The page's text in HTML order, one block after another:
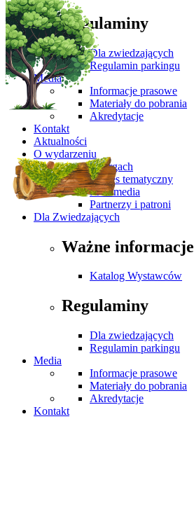
Regulaminy
Dla zwiedzających
Regulamin parkingu
Media
Informacje prasowe
Materiały do pobrania
Akredytacje
Kontakt
Aktualności
O wydarzeniu
O targach
Zakres tematyczny
Multimedia
Partnerzy i patroni
Dla Zwiedzających
Ważne informacje
Katalog Wystawców
Regulaminy
Dla zwiedzających
Regulamin parkingu
Media
Informacje prasowe
Materiały do pobrania
Akredytacje
Kontakt